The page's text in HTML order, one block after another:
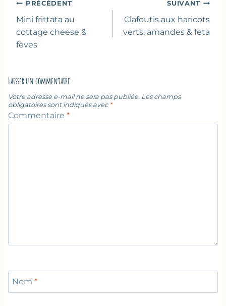
Navigation
de
l’article
PRÉCÉDENT
Mini frittata au
cottage cheese &
fèves
SUIVANT
Clafoutis aux haricots
verts, amandes & feta
Laisser un commentaire
Votre adresse e-mail ne sera pas publiée. Les champs
obligatoires sont indiqués avec *
Commentaire *
Nom *